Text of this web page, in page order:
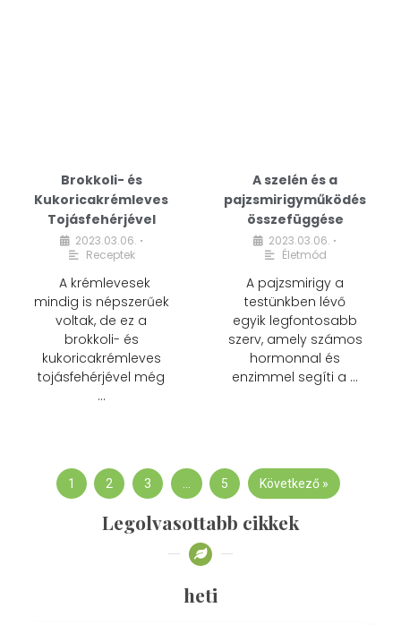
Brokkoli- és
Kukoricakrémleves
Tojásfehérjével
2023.03.06. •
Receptek
A krémlevesek
mindig is népszerűek
voltak, de ez a
brokkoli- és
kukoricakrémleves
tojásfehérjével még
…
A szelén és a
pajzsmirigyműködés
összefüggése
2023.03.06. •
Életmód
A pajzsmirigy a
testünkben lévő
egyik legfontosabb
szerv, amely számos
hormonnal és
enzimmel segíti a …
1 2 3 … 5 Következő »
Legolvasottabb cikkek
heti